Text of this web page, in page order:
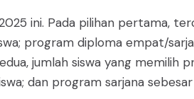
ini. Pada pilihan pertama,
program diploma empat/
jumlah siswa yang memilih
dan program sarjana sebesar